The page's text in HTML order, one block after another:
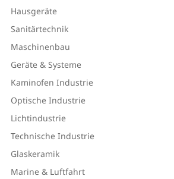
Hausgeräte
Sanitärtechnik
Maschinenbau
Geräte & Systeme
Kaminofen Industrie
Optische Industrie
Lichtindustrie
Technische Industrie
Glaskeramik
Marine & Luftfahrt